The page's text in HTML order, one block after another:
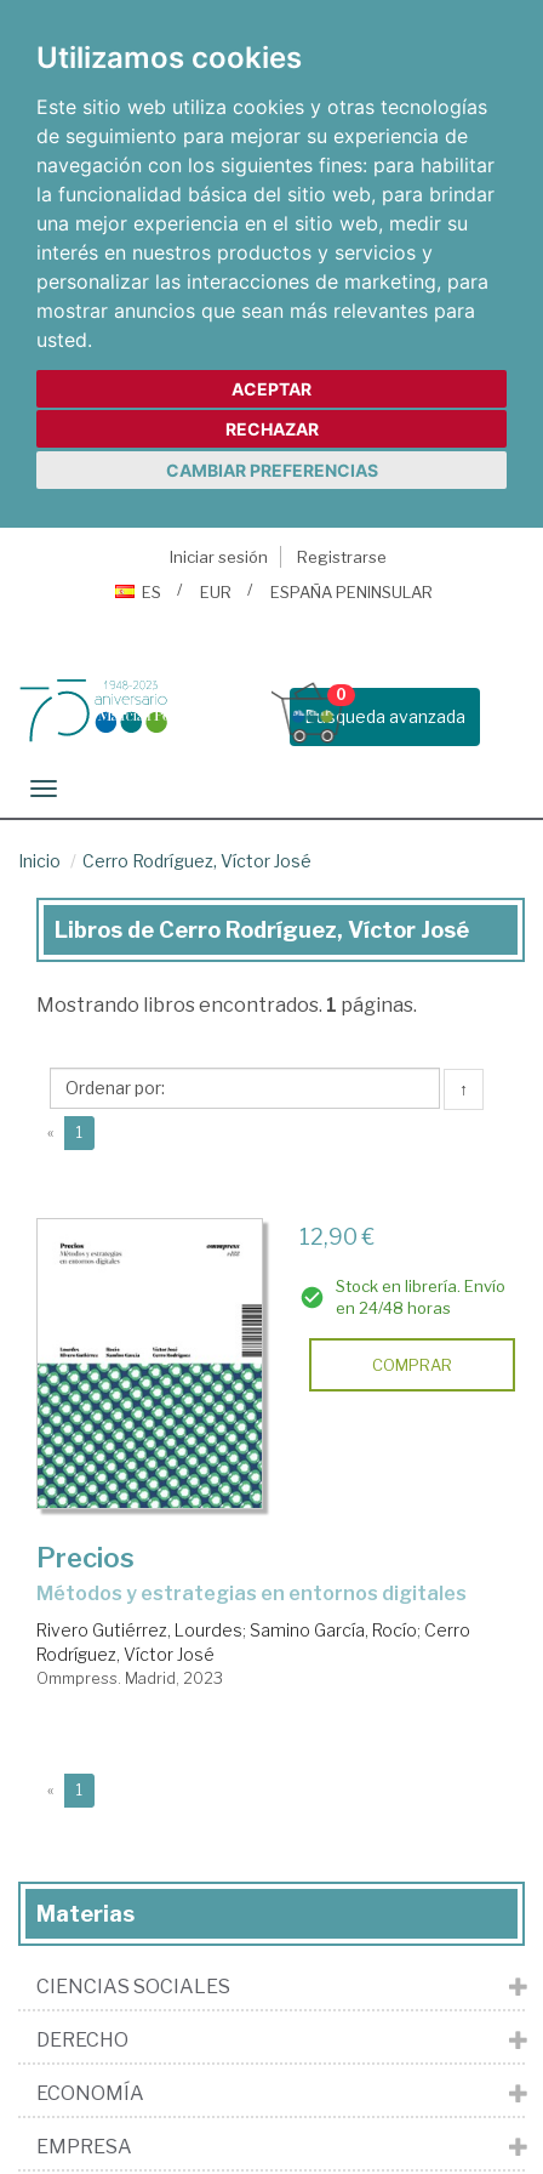
Utilizamos cookies
Este sitio web utiliza cookies y otras tecnologías
de seguimiento para mejorar su experiencia de
navegación con los siguientes fines: para habilitar
la funcionalidad básica del sitio web, para brindar
una mejor experiencia en el sitio web, medir su
interés en nuestros productos y servicios y
personalizar las interacciones de marketing, para
mostrar anuncios que sean más relevantes para
usted.
ACEPTAR
RECHAZAR
CAMBIAR PREFERENCIAS
Iniciar sesión
Registrarse
ES
EUR ESPAÑA PENINSULAR
Busqueda avanzada
0
Toggle navigation
Inicio Cerro Rodríguez, Víctor José
Libros
Cerro
Víctor
José
Libros de Cerro Rodríguez, Víctor José
Mostrando libros encontrados. 1 páginas.
↑
« 1
12,90 €
Stock en librería. Envío
en 24/48 horas
COMPRAR
Precios
métodos y estrategias en entornos digitales
Rivero Gutiérrez, Lourdes; Samino García, Rocío; Cerro
Rodríguez, Víctor José
Ommpress. Madrid, 2023
« 1
Materias
CIENCIAS SOCIALES
DERECHO
ECONOMÍA
EMPRESA